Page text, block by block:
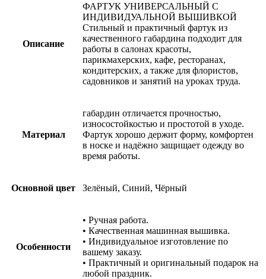
Описание
ФАРТУК УНИВЕРСАЛЬНЫЙ С
ИНДИВИДУАЛЬНОЙ ВЫШИВКОЙ
Стильный и практичный фартук из
качественного габардина подходит для
работы в салонах красоты,
парикмахерских, кафе, ресторанах,
кондитерских, а также для флористов,
садовников и занятий на уроках труда.
Материал
габардин отличается прочностью,
износостойкостью и простотой в уходе.
Фартук хорошо держит форму, комфортен
в носке и надёжно защищает одежду во
время работы.
Основной цвет Зелёный, Синий, Чёрный
Особенности
• Ручная работа.
• Качественная машинная вышивка.
• Индивидуальное изготовление по
вашему заказу.
• Практичный и оригинальный подарок на
любой праздник.